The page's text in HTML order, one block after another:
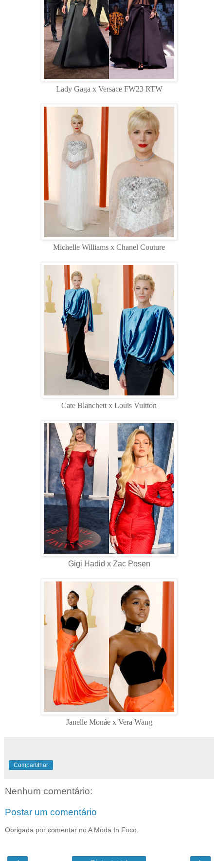
Lady Gaga x Versace FW23 RTW
Michelle Williams x Chanel Couture
Cate Blanchett x Louis Vuitton
Gigi Hadid x Zac Posen
Janelle Monáe x Vera Wang
Compartilhar
Nenhum comentário:
Postar um comentário
Obrigada por comentar no A Moda In Foco.